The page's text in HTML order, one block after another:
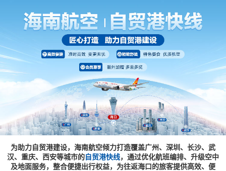
为助力自贸港建设，海南航空倾力打造覆盖广州、深圳、长沙、武
汉、重庆、西安等城市的自贸港快线， 通过优化航班编排、升级空中
及地面服务，整合便捷出行权益， 为往返海口的旅客提供高效、便